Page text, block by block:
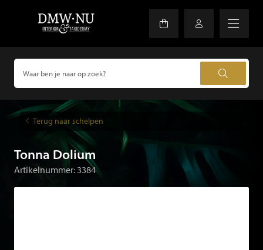
Terug naar schelpen
Tonna Dolium
Artikelnummer: 3384